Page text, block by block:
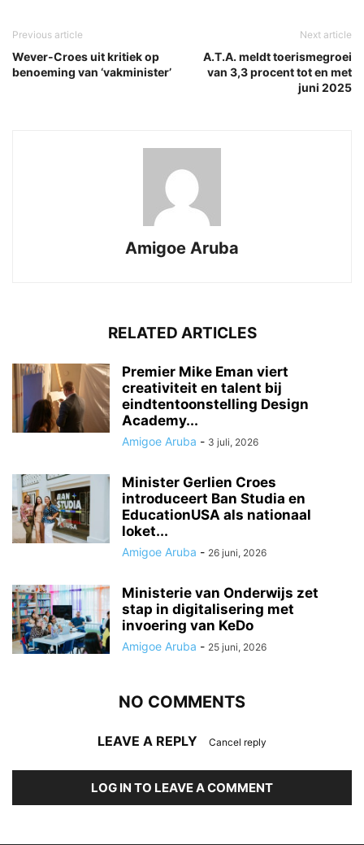
Previous article
Wever-Croes uit kritiek op
benoeming van ‘vakminister’
Next article
A.T.A. meldt toerismegroei
van 3,3 procent tot en met
juni 2025
Amigoe Aruba
RELATED ARTICLES
Premier Mike Eman viert
creativiteit en talent bij
eindtentoonstelling Design
Academy...
Amigoe Aruba - 3 juli, 2026
Minister Gerlien Croes
introduceert Ban Studia en
EducationUSA als nationaal
loket...
Amigoe Aruba - 26 juni, 2026
Ministerie van Onderwijs zet
stap in digitalisering met
invoering van KeDo
Amigoe Aruba - 25 juni, 2026
NO COMMENTS
LEAVE A REPLY Cancel reply
LOG IN TO LEAVE A COMMENT